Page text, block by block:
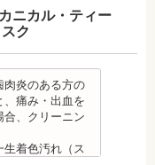
科医師の指示
差が大きくあ
との見解の相違
相談ください。
くなる「歯根吸
癖があった場
画よりも治療
るとかみ合わ
合わせが悪く
招く事がありま
ることで、口が
痛みが出る顎関
にも自律神経失
せが原因の場
。 その他
防に役立ちま
えないため矯
可能性があり
、頭痛、肩こり
ます。インプ
に、定期検診
婦の方は受けら
は、インプラ
生物質等を治
性のある方、
お控えくださ
される方は、
院卒業
って「クリー
」と書いてい
機器が用いられ
院によっては歯
の場合もあ
よいでしょう。
理事長 日坂充
ニカル・ティー
ク
肉炎のある方の
、痛み・出血を
合、クリーニン
着色汚れ（ス